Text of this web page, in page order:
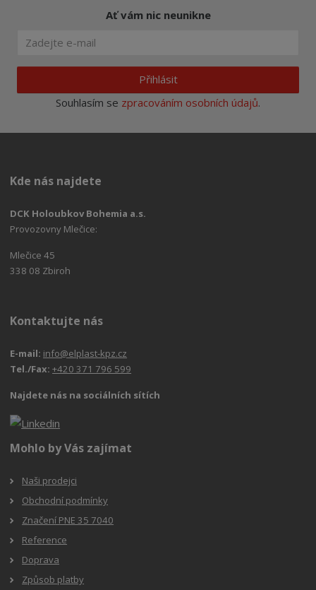
Ať vám nic neunikne
Přihlásit
Souhlasím se zpracováním osobních údajů.
Kde nás najdete
DCK Holoubkov Bohemia a.s.
Provozovny Mlečice:
Mlečice 45
338 08 Zbiroh
Kontaktujte nás
E-mail: info@elplast-kpz.cz
Tel./Fax:+420 371 796 599
Najdete nás na sociálních sítích
Mohlo by Vás zajímat
Naši prodejci
Obchodní podmínky
Značení PNE 35 7040
Reference
Doprava
Způsob platby